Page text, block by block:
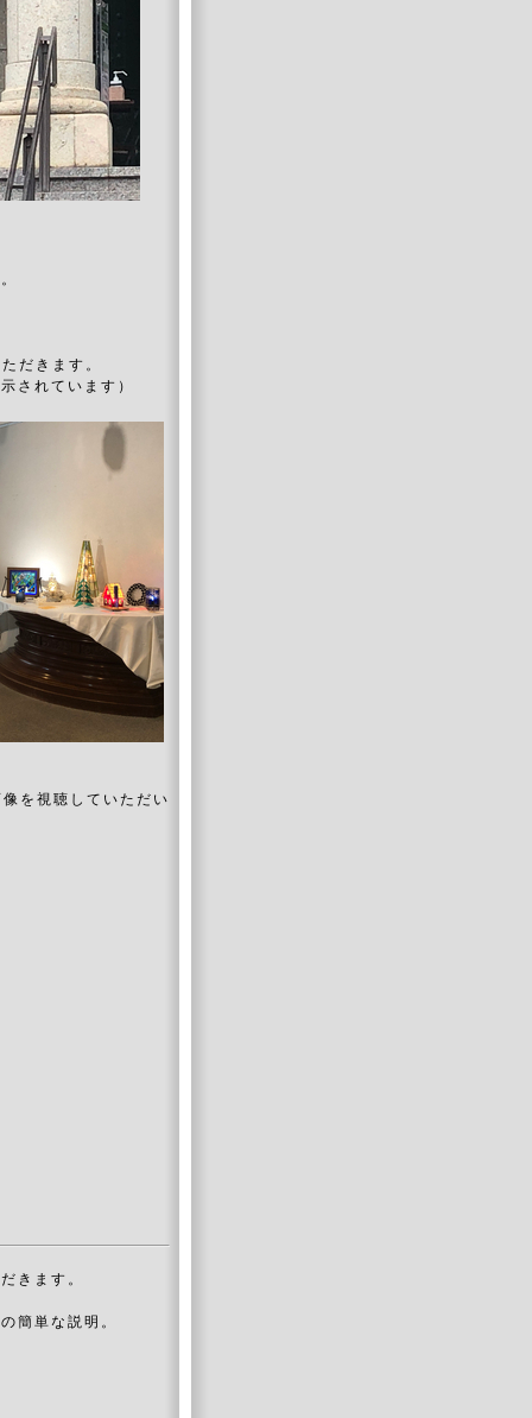
だきます。
されています）
を視聴していただい
きます。
簡単な説明。